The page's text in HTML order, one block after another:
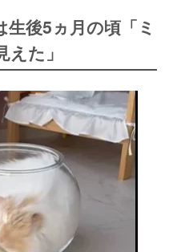
後5ヵ月の頃「ミ
た」